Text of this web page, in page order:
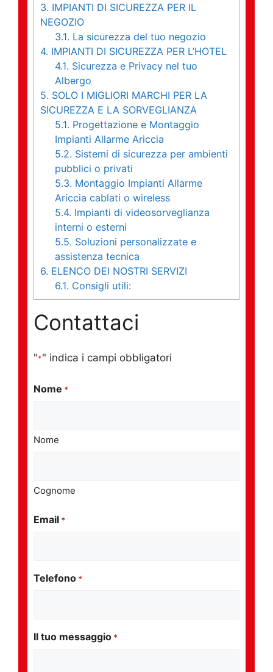
3. IMPIANTI DI SICUREZZA PER IL
NEGOZIO
3.1. La sicurezza del tuo negozio
4. IMPIANTI DI SICUREZZA PER L’HOTEL
4.1. Sicurezza e Privacy nel tuo
Albergo
5. SOLO I MIGLIORI MARCHI PER LA
SICUREZZA E LA SORVEGLIANZA
5.1. Progettazione e Montaggio
Impianti Allarme Ariccia
5.2. Sistemi di sicurezza per ambienti
pubblici o privati
5.3. Montaggio Impianti Allarme
Ariccia cablati o wireless
5.4. Impianti di videosorveglianza
interni o esterni
5.5. Soluzioni personalizzate e
assistenza tecnica
6. ELENCO DEI NOSTRI SERVIZI
6.1. Consigli utili:
Contattaci
"*" indica i campi obbligatori
Nome *
Nome
Cognome
Email *
Telefono *
Il tuo messaggio *